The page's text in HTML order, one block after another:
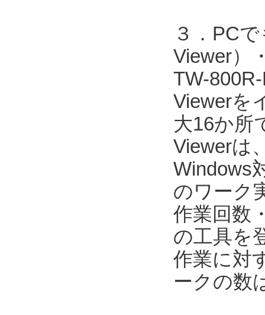
３．PC
Viewer）
TW-
Viewerを
大16か所
Viewerは
Windows
のワーク
作業回数
の工具を
作業に対
ークの数